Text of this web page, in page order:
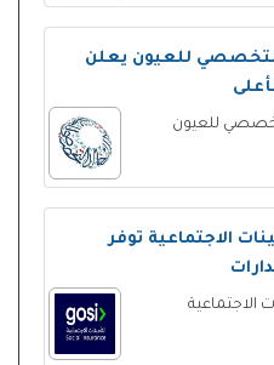
للعيون يعلن
للعيون
الاجتماعية توفر
الاجتماعية